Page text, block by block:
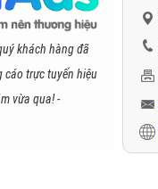
khách hàng đã
cáo trực tuyến hiệu
vừa qua! -